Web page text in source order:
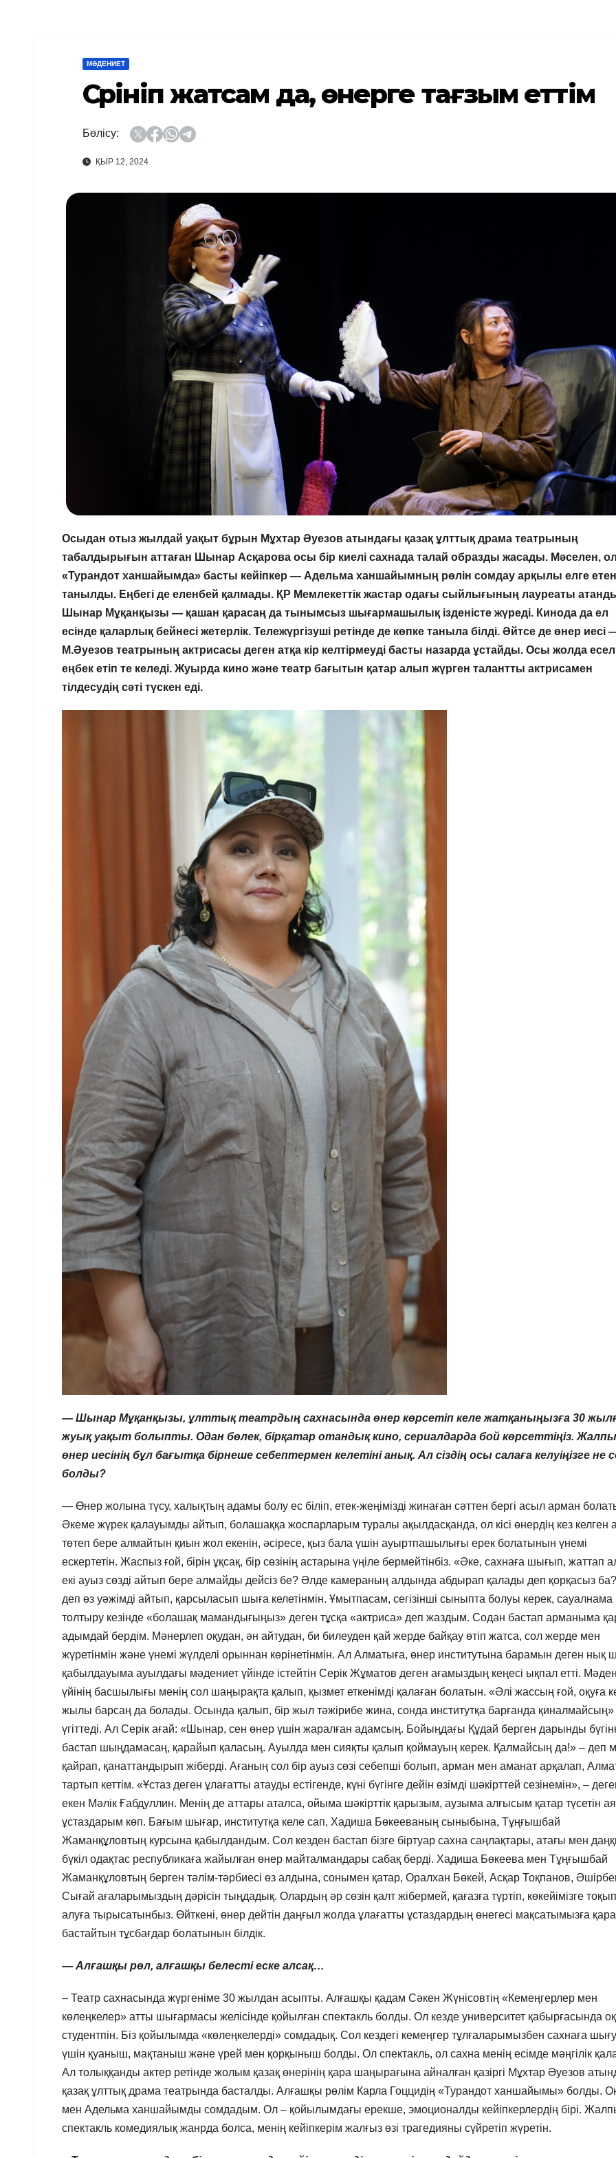
МӘДЕНИЕТ
Сүрініп жатсам да, өнерге тағзым еттім
Бөлісу:
ҚЫР 12, 2024
Осыдан отыз жылдай уақыт бұрын Мұхтар Әуезов атындағы қазақ ұлттық драма театрының
табалдырығын аттаған Шынар Асқарова осы бір киелі сахнада талай образды жасады. Мәселен,
«Турандот ханшайымда» басты кейіпкер — Адельма ханшайымның рөлін сомдау арқылы елге
танылды. Еңбегі де еленбей қалмады. ҚР Мемлекеттік жастар одағы сыйлығының лауреаты
Шынар Мұқанқызы — қашан қарасаң да тынымсыз шығармашылық ізденісте жүреді. Кинода да ел
есінде қаларлық бейнесі жетерлік. Тележүргізуші ретінде де көпке таныла білді. Әйтсе де өнер иесі
М.Әуезов театрының актрисасы деген атқа кір келтірмеуді басты назарда ұстайды. Осы жолда
еңбек етіп те келеді. Жуырда кино және театр бағытын қатар алып жүрген талантты актрисамен
тілдесудің сәті түскен еді.
— Шынар Мұқанқызы, ұлттық театрдың сахнасында өнер көрсетіп келе жатқаныңызға 30
жуық уақыт болыпты. Одан бөлек, бірқатар отандық кино, сериалдарда бой көрсеттіңіз.
өнер иесінің бұл бағытқа бірнеше себептермен келетіні анық. Ал сіздің осы салаға келуіңізге не
болды?
— Өнер жолына түсу, халықтың адамы болу ес біліп, етек-жеңімізді жинаған сәттен бергі асыл арман
Әкеме жүрек қалауымды айтып, болашаққа жоспарларым туралы ақылдасқанда, ол кісі өнердің кез келген
төтеп бере алмайтын қиын жол екенін, әсіресе, қыз бала үшін ауыртпашылығы ерек болатынын үнемі
ескертетін. Жаспыз ғой, бірін ұқсақ, бір сөзінің астарына үңіле бермейтінбіз. «Әке, сахнаға шығып, жаттап
екі ауыз сөзді айтып бере алмайды дейсіз бе? Әлде камераның алдында абдырап қалады деп қорқасыз
деп өз уәжімді айтып, қарсыласып шыға келетінмін. Ұмытпасам, сегізінші сыныпта болуы керек, сауалнама
толтыру кезінде «болашақ мамандығыңыз» деген тұсқа «актриса» деп жаздым. Содан бастап арманыма
адымдай бердім. Мәнерлеп оқудан, ән айтудан, би билеуден қай жерде байқау өтіп жатса, сол жерде мен
жүретінмін және үнемі жүлделі орыннан көрінетінмін. Ал Алматыға, өнер институтына барамын деген нық
қабылдауыма ауылдағы мәдениет үйінде істейтін Серік Жұматов деген ағамыздың кеңесі ықпал етті.
үйінің басшылығы менің сол шаңырақта қалып, қызмет еткенімді қалаған болатын. «Әлі жассың ғой, оқуға
жылы барсаң да болады. Осында қалып, бір жыл тәжірибе жина, сонда институтқа барғанда қиналмайсың»
үгіттеді. Ал Серік ағай: «Шынар, сен өнер үшін жаралған адамсың. Бойыңдағы Құдай берген дарынды
бастап шыңдамасаң, қарайып қаласың. Ауылда мен сияқты қалып қоймауың керек. Қалмайсың да!» – деп
қайрап, қанаттандырып жіберді. Ағаның сол бір ауыз сөзі себепші болып, арман мен аманат арқалап,
тартып кеттім. «Ұстаз деген ұлағатты атауды естігенде, күні бүгінге дейін өзімді шәкірттей сезінемін», –
екен Мәлік Ғабдуллин. Менің де аттары аталса, ойыма шәкірттік қарызым, аузыма алғысым қатар түсетін
ұстаздарым көп. Бағым шығар, институтқа келе сап, Хадиша Бөкееваның сыныбына, Тұңғышбай
Жаманқұловтың курсына қабылдандым. Сол кезден бастап бізге біртуар сахна саңлақтары, атағы мен
бүкіл одақтас республикаға жайылған өнер майталмандары сабақ берді. Хадиша Бөкеева мен Тұңғышбай
Жаманқұловтың берген тәлім-тәрбиесі өз алдына, сонымен қатар, Оралхан Бөкей, Асқар Тоқпанов,
Сығай ағаларымыздың дәрісін тыңдадық. Олардың әр сөзін қалт жібермей, қағазға түртіп, көкейімізге тоқып
алуға тырысатынбыз. Өйткені, өнер дейтін даңғыл жолда ұлағатты ұстаздардың өнегесі мақсатымызға
бастайтын тұсбағдар болатынын білдік.
— Алғашқы рөл, алғашқы белесті еске алсақ…
– Театр сахнасында жүргеніме 30 жылдан асыпты. Алғашқы қадам Сәкен Жүнісовтің «Кемеңгерлер мен
көлеңкелер» атты шығармасы желісінде қойылған спектакль болды. Ол кезде университет қабырғасында
студентпін. Біз қойылымда «көлеңкелерді» сомдадық. Сол кездегі кемеңгер тұлғаларымызбен сахнаға шығу
үшін қуаныш, мақтаныш және үрей мен қорқыныш болды. Ол спектакль, ол сахна менің есімде мәңгілік
Ал толыққанды актер ретінде жолым қазақ өнерінің қара шаңырағына айналған қазіргі Мұхтар Әуезов
қазақ ұлттық драма театрында басталды. Алғашқы рөлім Карла Гоццидің «Турандот ханшайымы» болды.
мен Адельма ханшайымды сомдадым. Ол – қойылымдағы ерекше, эмоционалды кейіпкерлердің бірі.
спектакль комедиялық жанрда болса, менің кейіпкерім жалғыз өзі трагедияны сүйретіп жүретін.